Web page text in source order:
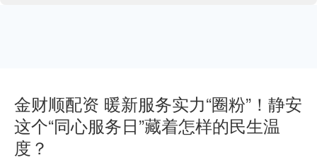
金财顺配资 暖新服务实力“圈粉”！静安
这个“同心服务日”藏着怎样的民生温
度？